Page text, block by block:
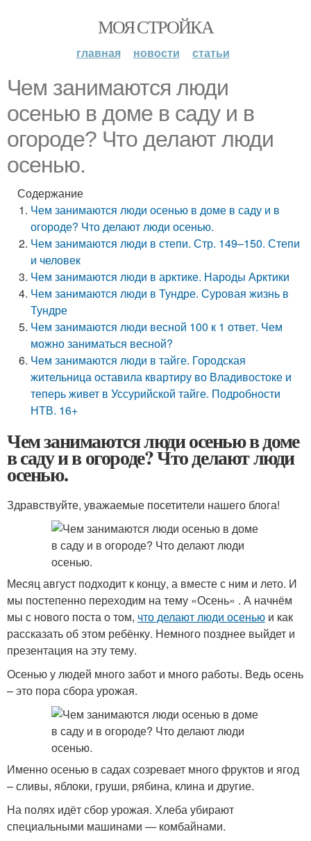
МОЯ СТРОЙКА
главная новости статьи
Чем занимаются люди
осенью в доме в саду и в
огороде? Что делают люди
осенью.
Содержание
Чем занимаются люди осенью в доме в саду и в
огороде? Что делают люди осенью.
Чем занимаются люди в степи. Стр. 149–150. Степи
и человек
Чем занимаются люди в арктике. Народы Арктики
Чем занимаются люди в Тундре. Суровая жизнь в
Тундре
Чем занимаются люди весной 100 к 1 ответ. Чем
можно заниматься весной?
Чем занимаются люди в тайге. Городская
жительница оставила квартиру во Владивостоке и
теперь живет в Уссурийской тайге. Подробности
НТВ. 16+
Чем занимаются люди осенью в доме
в саду и в огороде? Что делают люди
осенью.
Здравствуйте, уважаемые посетители нашего блога!
Месяц август подходит к концу, а вместе с ним и лето. И
мы постепенно переходим на тему «Осень» . А начнём
мы с нового поста о том, что делают люди осенью и как
рассказать об этом ребёнку. Немного позднее выйдет и
презентация на эту тему.
Осенью у людей много забот и много работы. Ведь осень
– это пора сбора урожая.
Именно осенью в садах созревает много фруктов и ягод
– сливы, яблоки, груши, рябина, клина и другие.
На полях идёт сбор урожая. Хлеба убирают
специальными машинами — комбайнами.